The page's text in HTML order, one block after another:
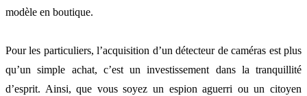
modèle en boutique.
Pour les particuliers, l’acquisition d’un détecteur de caméras est plus
qu’un simple achat, c’est un investissement dans la tranquillité
d’esprit. Ainsi, que vous soyez un espion aguerri ou un citoyen